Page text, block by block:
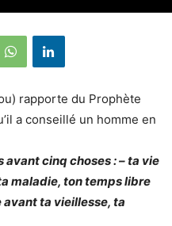
rapporte du Prophète
a conseillé un homme en
cinq choses : – ta vie
maladie, ton temps libre
ta vieillesse, ta